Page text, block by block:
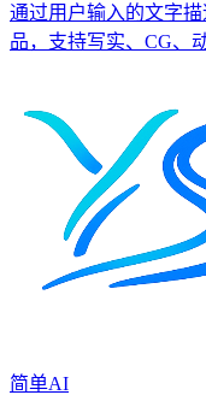
通过用户输入的文字
品，支持写实、CG、
简单AI